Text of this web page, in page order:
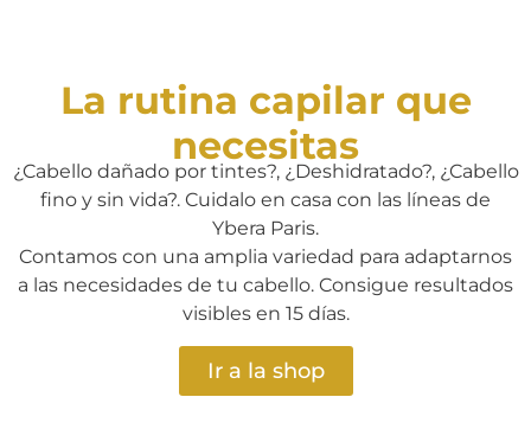
La rutina capilar que
necesitas
¿Cabello dañado por tintes?, ¿Deshidratado?, ¿Cabello
fino y sin vida?. Cuidalo en casa con las líneas de
Ybera Paris.
Contamos con una amplia variedad para adaptarnos
a las necesidades de tu cabello. Consigue resultados
visibles en 15 días.
Ir a la shop